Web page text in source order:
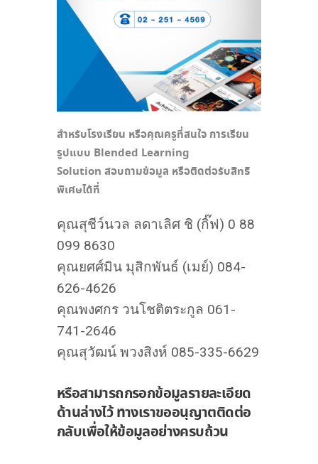
สำหรับโรงเรียน หรือคุณครูที่สนใจ การเรียน
รูปแบบ Blended Learning
Solution สอบถามข้อมูล หรือติดต่อรับสิทธิ
พิเศษได้ที่
คุณสุชีว์นวล ลดาเลิศ ชิ (กิ๊ฟ) 0 88
099 8630
คุณยศศ์มิน มุสิกพันธ์ (เมย์) 084-
626-4626
คุณพงศกร วนโชติตระกูล 061-
741-2646
คุณสุวัฒน์ พวงสิงห์ 085-335-6629
หรือสามารถกรอกข้อมูลรายละเอียด
ด้านล่างไว้ ทางเราขออนุญาตติดต่อ
กลับเพื่อให้ข้อมูลอย่างครบถ้วน